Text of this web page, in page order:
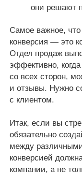
они решают
Самое важное, что
конверсия — это
Отдел продаж
эффективно,
со всех сторон,
и отзывы. Нужно
с клиентом.
Итак, если вы
обязательно
между
конверсией
компании, а не